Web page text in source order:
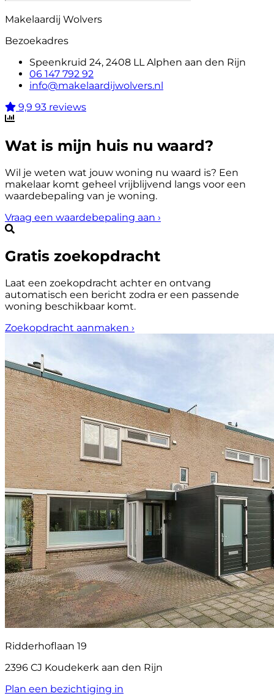
Makelaardij Wolvers
Bezoekadres
Speenkruid 24, 2408 LL Alphen aan den Rijn
06 147 792 92
info@makelaardijwolvers.nl
9,9 93 reviews
Wat is mijn huis nu waard?
Wil je weten wat jouw woning nu waard is? Een
makelaar komt geheel vrijblijvend langs voor een
waardebepaling van je woning.
Vraag een waardebepaling aan ›
Gratis zoekopdracht
Laat een zoekopdracht achter en ontvang
automatisch een bericht zodra er een passende
woning beschikbaar komt.
Zoekopdracht aanmaken ›
Ridderhoflaan 19
2396 CJ Koudekerk aan den Rijn
Plan een bezichtiging in